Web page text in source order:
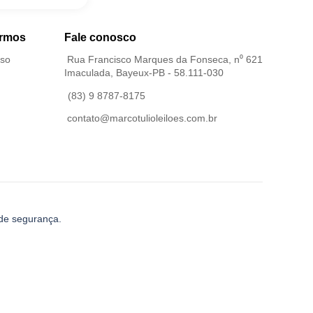
Fale conosco
Rua Francisco Marques da Fonseca, n⁰ 621
Imaculada, Bayeux-PB - 58.111-030
(83) 9 8787-8175
contato@marcotulioleiloes.com.br
segurança.